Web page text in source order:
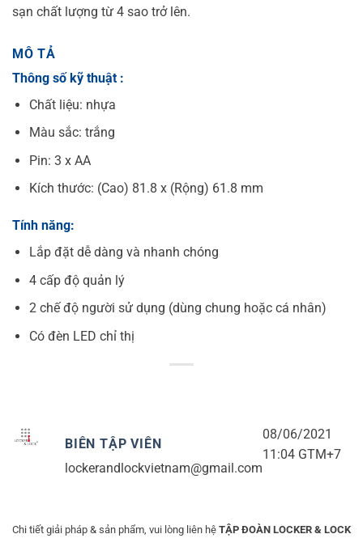
sạn chất lượng từ 4 sao trở lên.
MÔ TẢ
Thông số kỹ thuật :
Chất liệu: nhựa
Màu sắc: trắng
Pin: 3 x AA
Kích thước: (Cao) 81.8 x (Rộng) 61.8 mm
Tính năng:
Lắp đặt dễ dàng và nhanh chóng
4 cấp độ quản lý
2 chế độ người sử dụng (dùng chung hoặc cá nhân)
Có đèn LED chỉ thị
BIÊN TẬP VIÊN
lockerandlockvietnam@gmail.com
08/06/2021
11:04 GTM+7
Chi tiết giải pháp & sản phẩm, vui lòng liên hệ TẬP ĐOÀN LOCKER & LOCK